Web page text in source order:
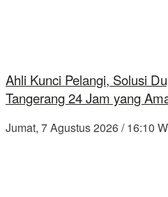
Ahli Kunci Pelangi, Solusi
Tangerang 24 Jam yang
Jumat, 7 Agustus 2026 / 16:10